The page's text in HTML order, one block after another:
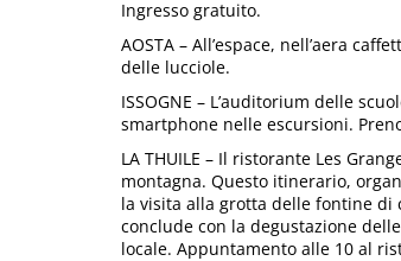
Ingresso gratuito.
AOSTA – All’espace, nell’aera
delle lucciole.
ISSOGNE – L’auditorium delle
smartphone nelle escursioni.
LA THUILE – Il ristorante Les
montagna. Questo itinerario,
la visita alla grotta delle fontine
conclude con la degustazione
locale. Appuntamento alle 10 al